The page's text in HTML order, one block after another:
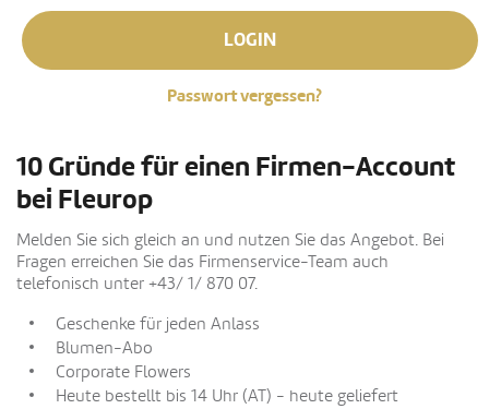
LOGIN
Passwort vergessen?
10 Gründe für einen Firmen-Account
bei Fleurop
Melden Sie sich gleich an und nutzen Sie das Angebot. Bei
Fragen erreichen Sie das Firmenservice-Team auch
telefonisch unter +43/ 1/ 870 07.
Geschenke für jeden Anlass
Blumen-Abo
Corporate Flowers
Heute bestellt bis 14 Uhr (AT) - heute geliefert